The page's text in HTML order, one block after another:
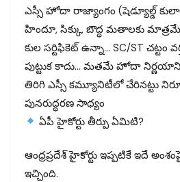
ఎస్సీ హోదా రాజ్యాంగం (షెడ్యూల్డ్
హిందూ, సిక్కు, బౌద్ధ మతాలకు
కుల సర్టిఫికెట్ ఉన్నా… SC/ST చట్టం
పుట్టుక కాదు… మతమే హోదా
తిరిగి ఎస్సీ కమ్యూనిటీలో చేరినట్టు
పునరుద్ధరణ సాధ్యం
ఏపీ హైకోర్టు తీర్పు ఏమిటి?
ఆంధ్రప్రదేశ్ హైకోర్టు ఇప్పటికే ఇదే
ఇచ్చింది.